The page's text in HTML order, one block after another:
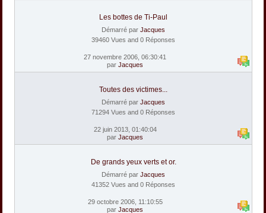
Les bottes de Ti-Paul
Démarré par Jacques
39460 Vues and 0 Réponses
27 novembre 2006, 06:30:41
par Jacques
Toutes des victimes...
Démarré par Jacques
71294 Vues and 0 Réponses
22 juin 2013, 01:40:04
par Jacques
De grands yeux verts et or.
Démarré par Jacques
41352 Vues and 0 Réponses
29 octobre 2006, 11:10:55
par Jacques